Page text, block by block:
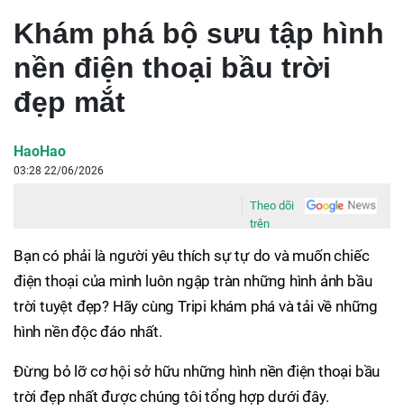
Khám phá bộ sưu tập hình
nền điện thoại bầu trời
đẹp mắt
HaoHao
03:28 22/06/2026
Theo dõi
trên
Bạn có phải là người yêu thích sự tự do và muốn chiếc
điện thoại của mình luôn ngập tràn những hình ảnh bầu
trời tuyệt đẹp? Hãy cùng Tripi khám phá và tải về những
hình nền độc đáo nhất.
Đừng bỏ lỡ cơ hội sở hữu những hình nền điện thoại bầu
trời đẹp nhất được chúng tôi tổng hợp dưới đây.